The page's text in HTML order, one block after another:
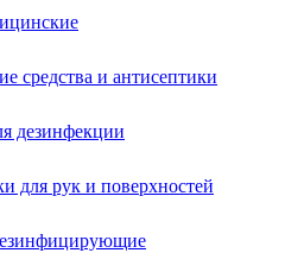
средства и антисептики
дезинфекции
для рук и поверхностей